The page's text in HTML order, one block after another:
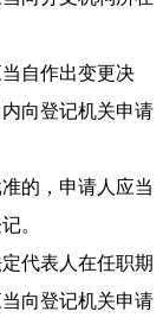
自作出变更决
向登记机关申请
的，申请人应当
。
代表人在任职期
向登记机关申请